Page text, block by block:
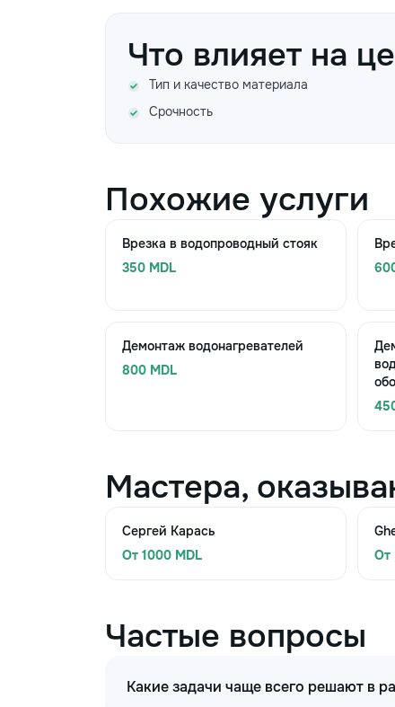
Что влияет на
Тип и качество материала
Срочность
Похожие услуги
Врезка в водопроводный стояк
350 MDL
Демонтаж водонагревателей
800 MDL
Мастера,
Сергей Карась
От 1000 MDL
От
Частые вопросы
Какие задачи чаще всего решают в